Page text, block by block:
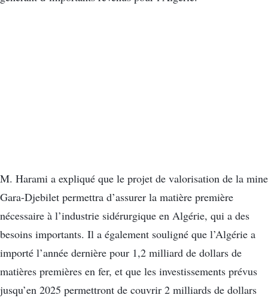
M. Harami a expliqué que le projet de valorisation de la mine
Gara-Djebilet permettra d’assurer la matière première
nécessaire à l’industrie sidérurgique en Algérie, qui a des
besoins importants. Il a également souligné que l’Algérie a
importé l’année dernière pour 1,2 milliard de dollars de
matières premières en fer, et que les investissements prévus
jusqu’en 2025 permettront de couvrir 2 milliards de dollars